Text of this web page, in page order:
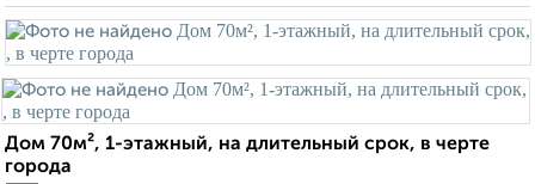
Дом 70м², 1-этажный, на длительный срок, в черте
города